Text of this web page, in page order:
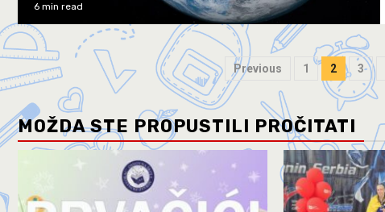
6 min read
Previous 1 2 3
MOŽDA STE PROPUSTILI PROČITATI